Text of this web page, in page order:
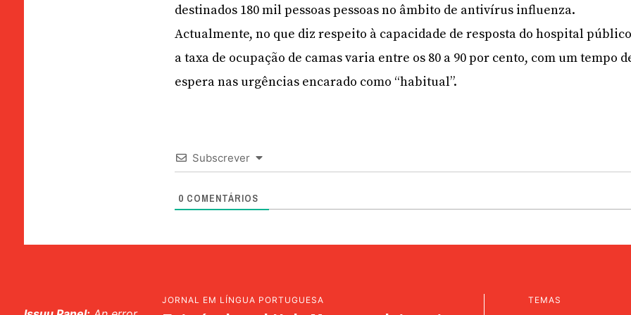
destinados 180 mil pessoas pessoas no âmbito de antivírus influenza.
Actualmente, no que diz respeito à capacidade de resposta do hospital
a taxa de ocupação de camas varia entre os 80 a 90 por cento, com um tempo
espera nas urgências encarado como “habitual”.
Subscrever
0 COMENTÁRIOS
JORNAL EM LÍNGUA PORTUGUESA TEMAS